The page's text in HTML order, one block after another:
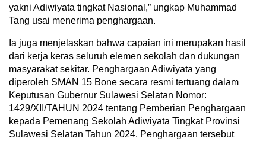
yakni Adiwiyata tingkat Nasional,” ungkap Muhammad
Tang usai menerima penghargaan.
Ia juga menjelaskan bahwa capaian ini merupakan hasil
dari kerja keras seluruh elemen sekolah dan dukungan
masyarakat sekitar. Penghargaan Adiwiyata yang
diperoleh SMAN 15 Bone secara resmi tertuang dalam
Keputusan Gubernur Sulawesi Selatan Nomor:
1429/XII/TAHUN 2024 tentang Pemberian Penghargaan
kepada Pemenang Sekolah Adiwiyata Tingkat Provinsi
Sulawesi Selatan Tahun 2024. Penghargaan tersebut